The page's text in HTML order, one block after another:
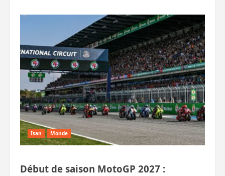
à
Phuket.
Deux
personnes
tuées
par
un
chauffard
ivre,
aussi
à
Phuket.
Et
autres
accidents.
Isan Monde
Début de saison MotoGP 2027 :